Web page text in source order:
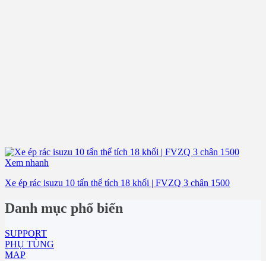
Xem nhanh
Xe ép rác isuzu 10 tấn thể tích 18 khối | FVZQ 3 chân 1500
Danh mục phổ biến
SUPPORT
PHỤ TÙNG
MAP